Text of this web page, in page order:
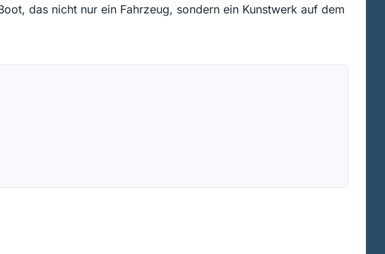
das nicht nur ein Fahrzeug, sondern ein Kunstwerk auf dem